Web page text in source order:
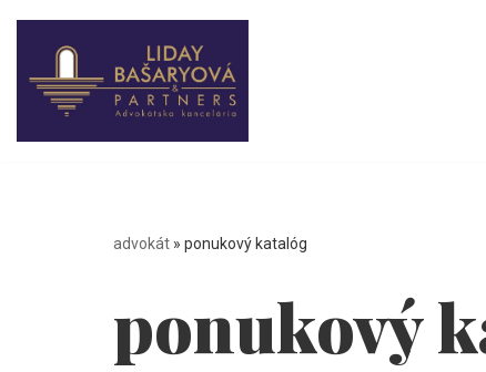
Preskočiť
advokát » ponukový katalóg
ponukový